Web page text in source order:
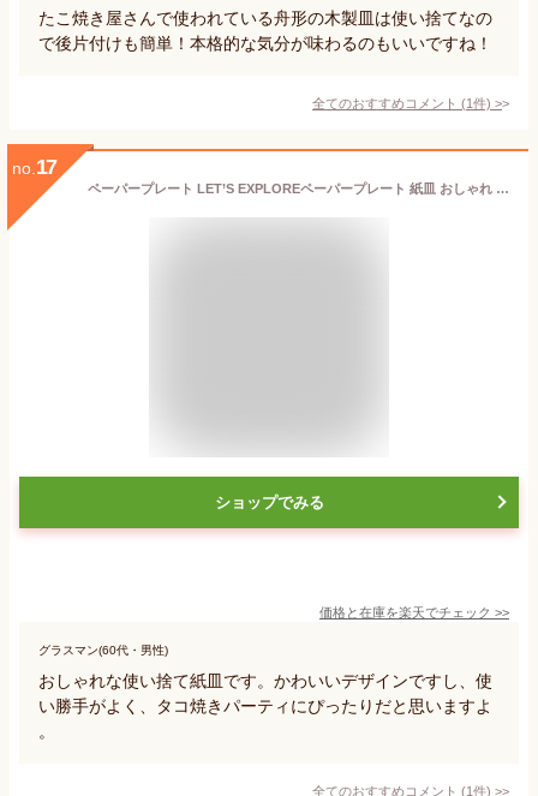
たこ焼き屋さんで使われている舟形の木製皿は使い捨てなの
で後片付けも簡単！本格的な気分が味わるのもいいですね！
全てのおすすめコメント (1件) >
no. 17
ペーパープレート LET’S EXPLOREペーパープレート 紙皿 おしゃれ かわいい 誕生日 誕生日会 バースデーパーティ 使い捨て紙皿 テーブルコーディネート ベビーシャワー merimeri メリメリ
ショップでみる
価格と在庫を楽天でチェック >>
グラスマン(60代・男性)
おしゃれな使い捨て紙皿です。かわいいデザインですし、使
い勝手がよく、タコ焼きパーティにぴったりだと思いますよ
。
全てのおすすめコメント (1件) >